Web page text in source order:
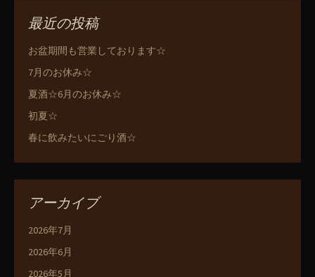
最近の投稿
お盆期間も営業しております☆
7月のお休み☆
夏酒☆6月のお休み☆
初夏☆
春に飲みたいにごり酒☆
アーカイブ
2026年7月
2026年6月
2026年5月